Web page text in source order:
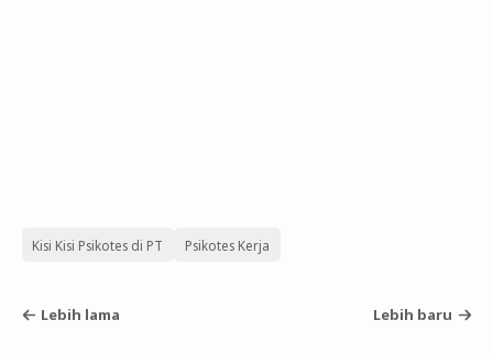
Kisi Kisi Psikotes di PT Psikotes Kerja
Lebih lama Lebih baru